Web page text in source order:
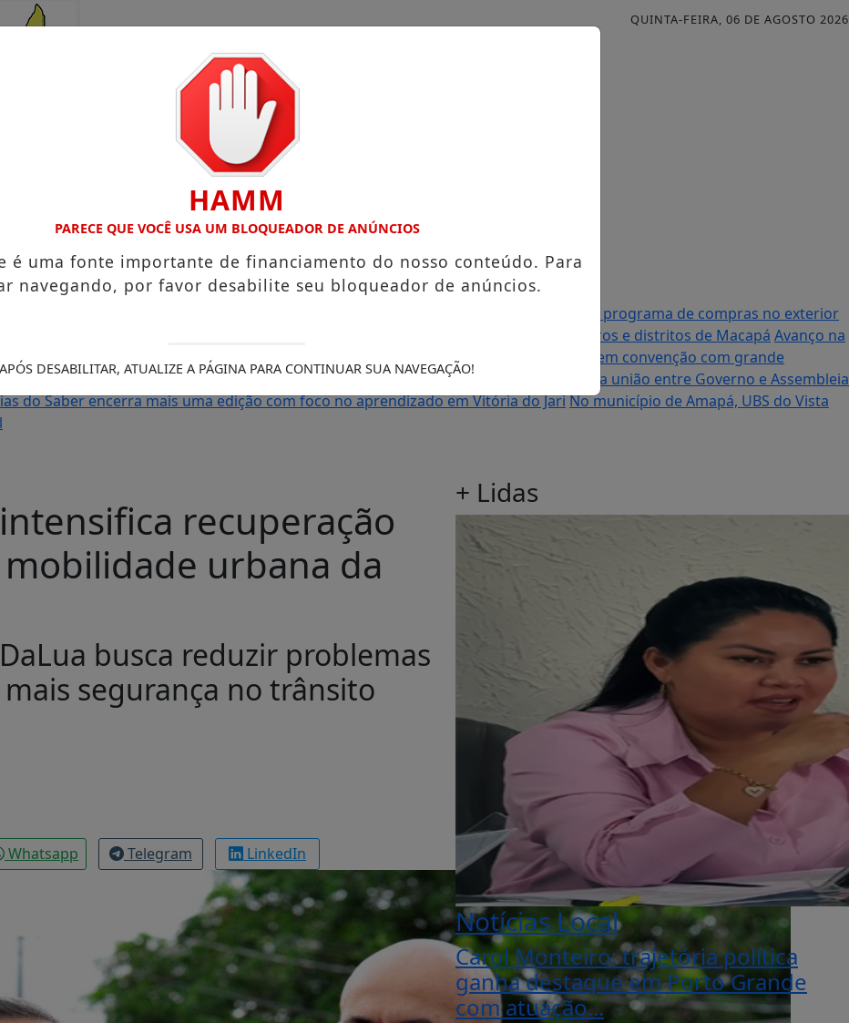
QUINTA-FEIRA, 06 DE AGOSTO 2026
Grande com atuação voltada ao município
Receita Federal anuncia mudanças no programa de compras no exterior
Musa e Mister Verão 2026 segue definindo finalistas do concurso contemplando bairros e distritos de Macapá Avanço na
de Amapá
MDB oficializa candidatura de Carol Monteiro à Assembleia Legislativa em convenção com grande
com comunidades da BR-210 em Pedra Branca do AmapariSenador Randolfe destaca união entre Governo e Assembleia
do Saber encerra mais uma edição com foco no aprendizado em Vitória do JariNo município de Amapá, UBS do Vista
recuperação
urbana da
busca reduzir problemas
segurança no trânsito
Whatsapp Telegram LinkedIn
+ Lidas
Notícias Local
Carol Monteiro: trajetória política
ganha destaque em Porto Grande
com atuação...
HAMM
PARECE QUE VOCÊ USA UM BLOQUEADOR DE ANÚNCIOS
é uma fonte importante de financiamento do nosso conteúdo. Para
navegando, por favor desabilite seu bloqueador de anúncios.
APÓS DESABILITAR, ATUALIZE A PÁGINA PARA CONTINUAR SUA NAVEGAÇÃO!